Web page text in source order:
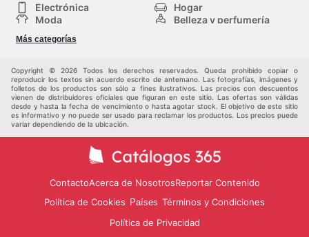
Electrónica
Hogar
Moda
Belleza y perfumería
Deporte
Más categorías
Copyright © 2026 Todos los derechos reservados. Queda prohibido copiar o
reproducir los textos sin acuerdo escrito de antemano. Las fotografías, imágenes y
folletos de los productos son sólo a fines ilustrativos. Las precios con descuentos
vienen de distribuidores oficiales que figuran en este sitio. Las ofertas son válidas
desde y hasta la fecha de vencimiento o hasta agotar stock. El objetivo de este sitio
es informativo y no puede ser usado para reclamar los productos. Los precios puede
variar dependiendo de la ubicación.
ContactoAcerca de NosotrosReportar Contenido
Política de Cookies Países Términos y Condiciones
Política de Privacidad